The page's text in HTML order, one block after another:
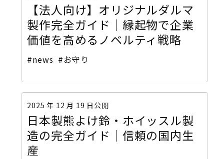
【法人向け】オリジナルダルマ
製作完全ガイド｜縁起物で企業
価値を高めるノベルティ戦略
#news #お守り
2025 年 12 月 19 日公開
日本製熊よけ鈴・ホイッスル製
造の完全ガイド｜信頼の国内生
産